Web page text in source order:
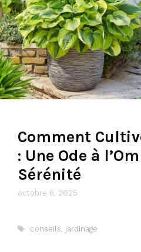
Comment
: Une Ode à
Sérénité
octobre 6, 2025
Étiquettes
conseils, jardinage